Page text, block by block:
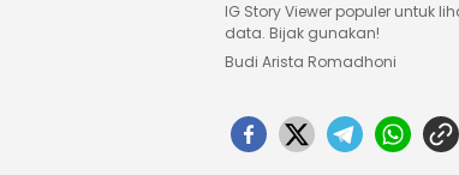
IG Story Viewer populer untuk
data. Bijak gunakan!
Budi Arista Romadhoni